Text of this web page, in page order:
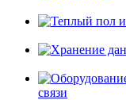
связи